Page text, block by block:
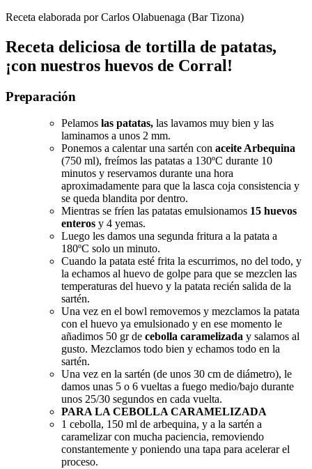
Receta elaborada por Carlos Olabuenaga (Bar Tizona)
Receta deliciosa de tortilla de patatas,
¡con nuestros huevos de Corral!
Preparación
Pelamos las patatas, las lavamos muy bien y las
laminamos a unos 2 mm.
Ponemos a calentar una sartén con aceite Arbequina
(750 ml), freímos las patatas a 130ºC durante 10
minutos y reservamos durante una hora
aproximadamente para que la lasca coja consistencia y
se queda blandita por dentro.
Mientras se fríen las patatas emulsionamos 15 huevos
enteros y 4 yemas.
Luego les damos una segunda fritura a la patata a
180ºC solo un minuto.
Cuando la patata esté frita la escurrimos, no del todo, y
la echamos al huevo de golpe para que se mezclen las
temperaturas del huevo y la patata recién salida de la
sartén.
Una vez en el bowl removemos y mezclamos la patata
con el huevo ya emulsionado y en ese momento le
añadimos 50 gr de cebolla caramelizada y salamos al
gusto. Mezclamos todo bien y echamos todo en la
sartén.
Una vez en la sartén (de unos 30 cm de diámetro), le
damos unas 5 o 6 vueltas a fuego medio/bajo durante
unos 25/30 segundos en cada vuelta.
PARA LA CEBOLLA CARAMELIZADA
1 cebolla, 150 ml de arbequina, y a la sartén a
caramelizar con mucha paciencia, removiendo
constantemente y poniendo una tapa para acelerar el
proceso.